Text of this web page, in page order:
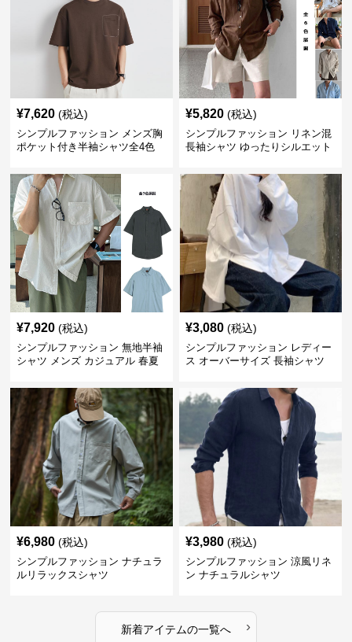
¥7,620 (税込)
シンプルファッション メンズ胸
ポケット付き半袖シャツ全4色
¥5,820 (税込)
シンプルファッション リネン混
長袖シャツ ゆったりシルエット
¥7,920 (税込)
シンプルファッション 無地半袖
シャツ メンズ カジュアル 春夏
¥3,080 (税込)
シンプルファッション レディー
ス オーバーサイズ 長袖シャツ
¥6,980 (税込)
シンプルファッション ナチュラ
ルリラックスシャツ
¥3,980 (税込)
シンプルファッション 涼風リネ
ン ナチュラルシャツ
新着アイテムの一覧へ ›